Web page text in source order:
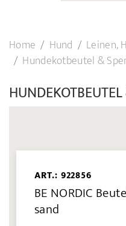
Home Hund
Leinen,
Hundekotbeutel &
ART.: 922856
BE NORDIC
sand